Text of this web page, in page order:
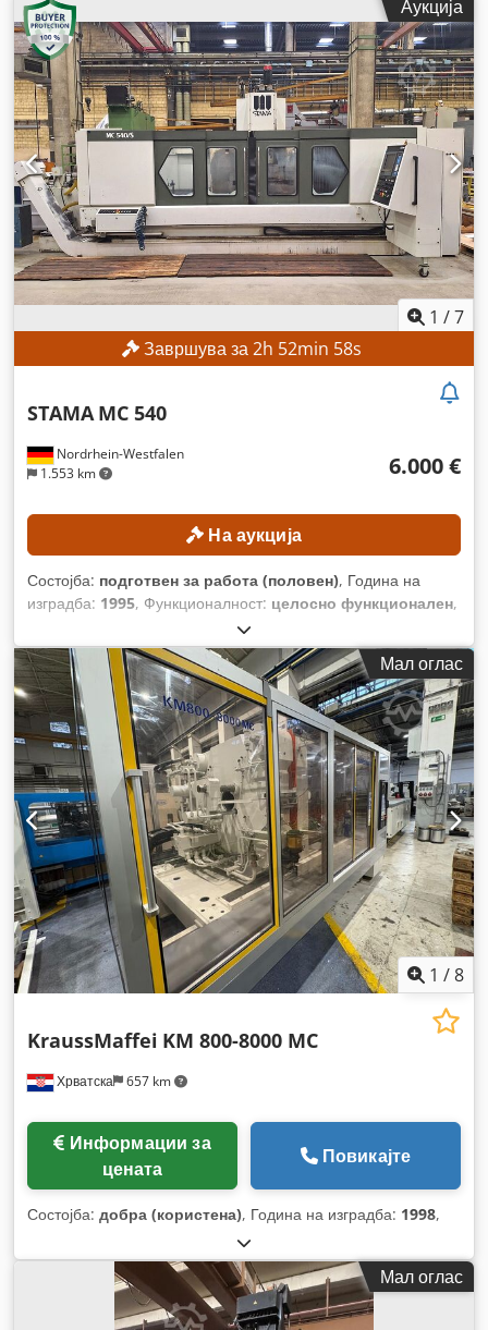
Аукција
1 /7
Завршува за2h 52min 55s
Nordrhein-Westfalen
1.553 km
STAMA MC 540
6.000 €
На аукција
Состојба: подготвен за работа (половен), Година на
изградба: 1995, Функционалност: целосно функционален,
KMM 540.1196
движење на Х-оската:3.000 мм, движење по оската Y:550
мм, растојание на движење Z-оска:550 мм, модел на
контролер:
Fanuc 15 M,
Мал оглас
1 /8
Хрватска 657 km
KraussMaffei KM 800-8000 MC
цената
Повикајте
Состојба: добра (користена), Година на изградба: 1998,
Мал оглас